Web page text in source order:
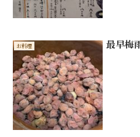
お料理 最早梅